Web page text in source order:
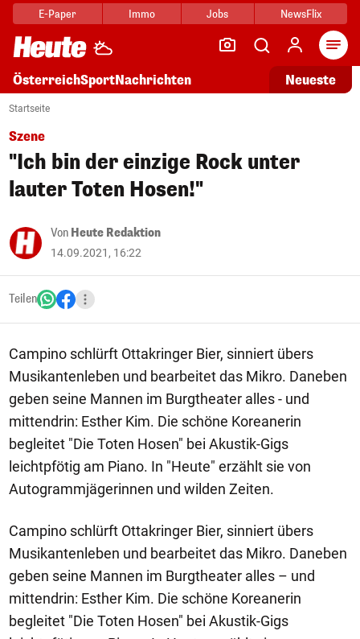
E-Paper Immo Jobs NewsFlix
ÖsterreichSportNachrichten Neueste
Startseite
Szene
"Ich bin der einzige Rock unter
lauter Toten Hosen!"
Von Heute Redaktion
14.09.2021, 16:22
Teilen
Campino schlürft Ottakringer Bier, sinniert übers
Musikantenleben und bearbeitet das Mikro. Daneben
geben seine Mannen im Burgtheater alles - und
mittendrin: Esther Kim. Die schöne Koreanerin
begleitet "Die Toten Hosen" bei Akustik-Gigs
leichtpfötig am Piano. In "Heute" erzählt sie von
Autogrammjägerinnen und wilden Zeiten.
Campino schlürft Ottakringer Bier, sinniert übers
Musikantenleben und bearbeitet das Mikro. Daneben
geben seine Mannen im Burgtheater alles – und
mittendrin: Esther Kim. Die schöne Koreanerin
begleitet "Die Toten Hosen" bei Akustik-Gigs